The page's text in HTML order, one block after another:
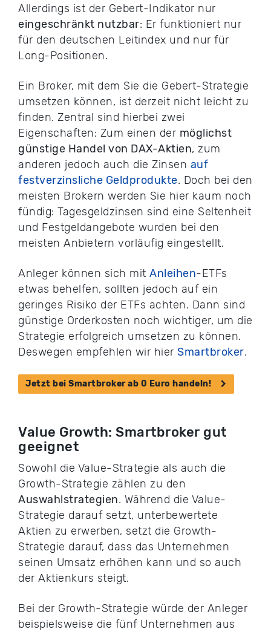
Allerdings ist der Gebert-Indikator nur
eingeschränkt nutzbar: Er funktioniert nur
für den deutschen Leitindex und nur für
Long-Positionen.
Ein Broker, mit dem Sie die Gebert-Strategie
umsetzen können, ist derzeit nicht leicht zu
finden. Zentral sind hierbei zwei
Eigenschaften: Zum einen der möglichst
günstige Handel von DAX-Aktien, zum
anderen jedoch auch die Zinsen auf
festverzinsliche Geldprodukte. Doch bei den
meisten Brokern werden Sie hier kaum noch
fündig: Tagesgeldzinsen sind eine Seltenheit
und Festgeldangebote wurden bei den
meisten Anbietern vorläufig eingestellt.
Anleger können sich mit Anleihen-ETFs
etwas behelfen, sollten jedoch auf ein
geringes Risiko der ETFs achten. Dann sind
günstige Orderkosten noch wichtiger, um die
Strategie erfolgreich umsetzen zu können.
Deswegen empfehlen wir hier Smartbroker.
Jetzt bei Smartbroker ab 0 Euro handeln!
Value Growth: Smartbroker gut
geeignet
Sowohl die Value-Strategie als auch die
Growth-Strategie zählen zu den
Auswahlstrategien. Während die Value-
Strategie darauf setzt, unterbewertete
Aktien zu erwerben, setzt die Growth-
Strategie darauf, dass das Unternehmen
seinen Umsatz erhöhen kann und so auch
der Aktienkurs steigt.
Bei der Growth-Strategie würde der Anleger
beispielsweise die fünf Unternehmen aus